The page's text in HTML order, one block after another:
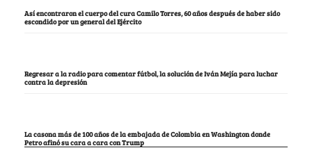
Así encontraron el cuerpo del cura Camilo Torres, 60 años después de haber sido
escondido por un general del Ejército
Regresar a la radio para comentar fútbol, la solución de Iván Mejía para luchar
contra la depresión
La casona más de 100 años de la embajada de Colombia en Washington donde
Petro afinó su cara a cara con Trump